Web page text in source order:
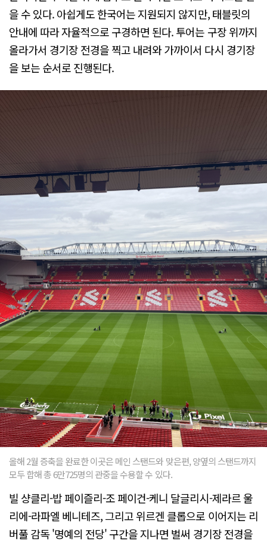
을 수 있다. 아쉽게도 한국어는 지원되지 않지만, 태블릿의
안내에 따라 자율적으로 구경하면 된다. 투어는 구장 위까지
올라가서 경기장 전경을 찍고 내려와 가까이서 다시 경기장
을 보는 순서로 진행된다.
올해 2월 증축을 완료한 이곳은 메인 스탠드와 맞은편, 양옆의 스탠드까지
모두 합해 총 6만725명의 관중을 수용할 수 있다.
빌 샹클리-밥 페이즐리-조 페이건-케니 달글리시-제라르 울
리에-라파엘 베니테즈, 그리고 위르겐 클롭으로 이어지는 리
버풀 감독 '명예의 전당' 구간을 지나면 벌써 경기장 전경을